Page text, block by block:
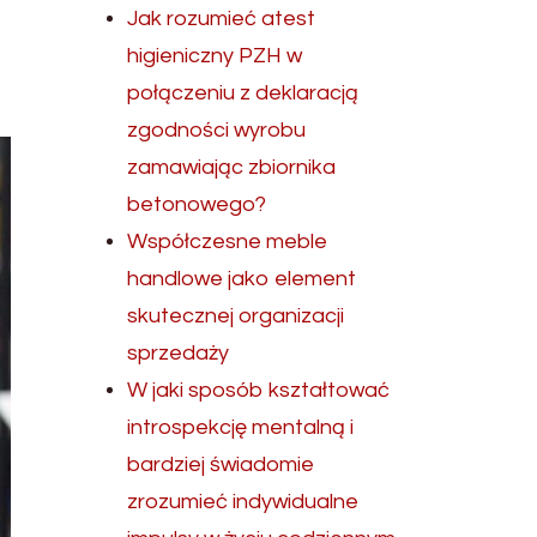
Jak rozumieć atest
higieniczny PZH w
połączeniu z deklaracją
zgodności wyrobu
zamawiając zbiornika
betonowego?
Współczesne meble
handlowe jako element
skutecznej organizacji
sprzedaży
W jaki sposób kształtować
introspekcję mentalną i
bardziej świadomie
zrozumieć indywidualne